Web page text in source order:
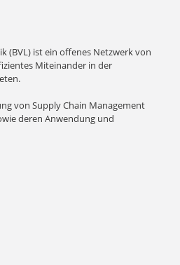
(BVL) ist ein offenes Netzwerk von
Miteinander in der
von Supply Chain Management
deren Anwendung und